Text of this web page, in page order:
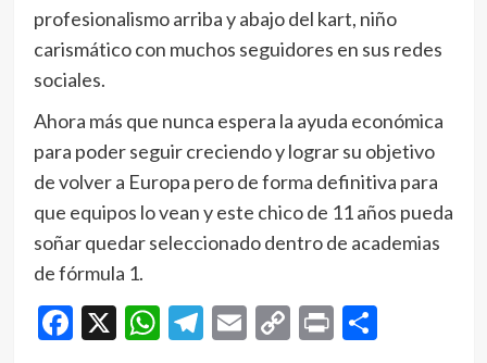
profesionalismo arriba y abajo del kart, niño
carismático con muchos seguidores en sus redes
sociales.
Ahora más que nunca espera la ayuda económica
para poder seguir creciendo y lograr su objetivo
de volver a Europa pero de forma definitiva para
que equipos lo vean y este chico de 11 años pueda
soñar quedar seleccionado dentro de academias
de fórmula 1.
Facebook
X WhatsApp
Telegram
EmailCopy
Print